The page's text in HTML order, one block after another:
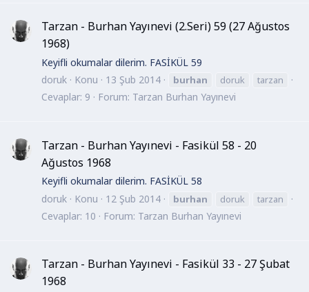
Tarzan - Burhan Yayınevi (2.Seri) 59 (27 Ağustos
1968)
Keyifli okumalar dilerim. FASİKÜL 59
doruk
Konu 13 Şub 2014 burhan doruk tarzan
Cevaplar: 9 Forum: Tarzan Burhan Yayınevi
Tarzan - Burhan Yayınevi - Fasikül 58 - 20
Ağustos 1968
Keyifli okumalar dilerim. FASİKÜL 58
doruk
Konu 12 Şub 2014 burhan doruk tarzan
Cevaplar: 10 Forum: Tarzan Burhan Yayınevi
Tarzan - Burhan Yayınevi - Fasikül 33 - 27 Şubat
1968